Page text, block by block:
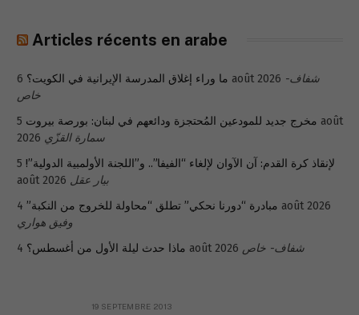
Articles récents en arabe
ما وراء إغلاق المدرسة الإيرانية في الكويت؟ 6 août 2026 شفاف-
خاص
مخرج جديد للمودعين المُحتجزة ودائعهم في لبنان: بورصة بيروت 5 août
2026 سمارة القزّي
لإنقاذ كرة القدم: آن الآوان لإلغاء “الفيفا”.. و”اللجنة الأولمبية الدولية”! 5
août 2026 بيار عقل
مبادرة “دورنا نحكي” تطلق “محاولة للخروج من النكبة” 4 août 2026
وفيق هواري
ماذا حدث ليلة الأول من أغسطس؟ 4 août 2026 شفاف- خاص
19 SEPTEMBRE 2013